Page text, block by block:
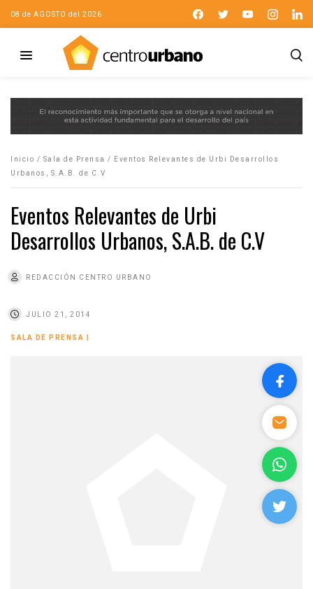
08 de AGOSTO del 2026
Inicio / Sala de Prensa /
Eventos Relevantes de Urbi Desarrollos
Urbanos, S.A.B. de C.V
Eventos Relevantes de Urbi
Desarrollos Urbanos, S.A.B. de C.V
REDACCIÓN CENTRO URBANO
JULIO 21, 2014
SALA DE PRENSA